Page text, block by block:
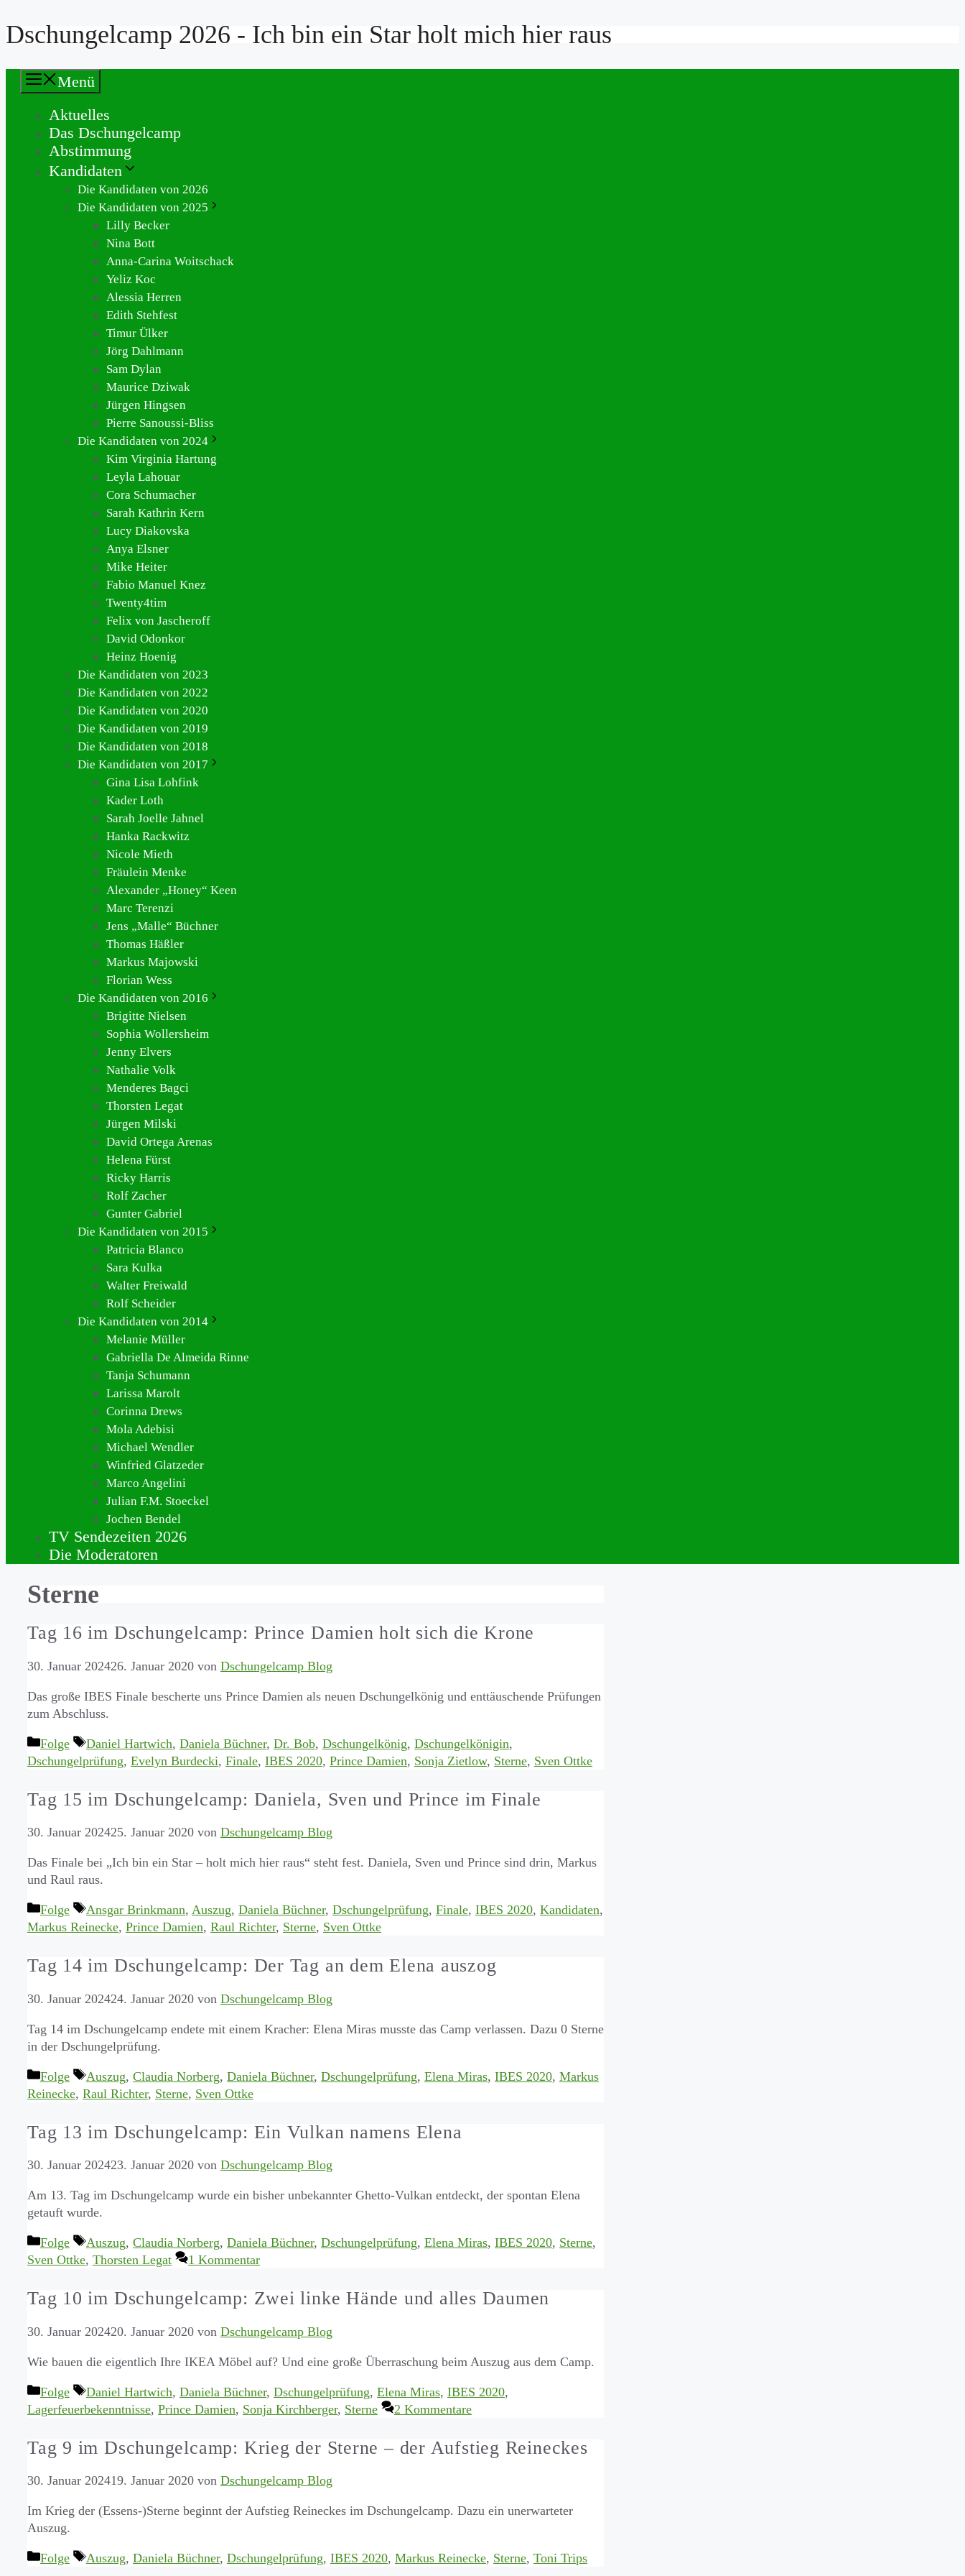
Zum
springen
Dschungelcamp 2026 - Ich bin ein Star holt mich hier raus
Menü
Aktuelles
Das Dschungelcamp
Abstimmung
Kandidaten
Die Kandidaten von 2026
Die Kandidaten von 2025
Lilly Becker
Nina Bott
Anna-Carina Woitschack
Yeliz Koc
Alessia Herren
Edith Stehfest
Timur Ülker
Jörg Dahlmann
Sam Dylan
Maurice Dziwak
Jürgen Hingsen
Pierre Sanoussi-Bliss
Die Kandidaten von 2024
Kim Virginia Hartung
Leyla Lahouar
Cora Schumacher
Sarah Kathrin Kern
Lucy Diakovska
Anya Elsner
Mike Heiter
Fabio Manuel Knez
Twenty4tim
Felix von Jascheroff
David Odonkor
Heinz Hoenig
Die Kandidaten von 2023
Die Kandidaten von 2022
Die Kandidaten von 2020
Die Kandidaten von 2019
Die Kandidaten von 2018
Die Kandidaten von 2017
Gina Lisa Lohfink
Kader Loth
Sarah Joelle Jahnel
Hanka Rackwitz
Nicole Mieth
Fräulein Menke
Alexander „Honey“ Keen
Marc Terenzi
Jens „Malle“ Büchner
Thomas Häßler
Markus Majowski
Florian Wess
Die Kandidaten von 2016
Brigitte Nielsen
Sophia Wollersheim
Jenny Elvers
Nathalie Volk
Menderes Bagci
Thorsten Legat
Jürgen Milski
David Ortega Arenas
Helena Fürst
Ricky Harris
Rolf Zacher
Gunter Gabriel
Die Kandidaten von 2015
Patricia Blanco
Sara Kulka
Walter Freiwald
Rolf Scheider
Die Kandidaten von 2014
Melanie Müller
Gabriella De Almeida Rinne
Tanja Schumann
Larissa Marolt
Corinna Drews
Mola Adebisi
Michael Wendler
Winfried Glatzeder
Marco Angelini
Julian F.M. Stoeckel
Jochen Bendel
TV Sendezeiten 2026
Die Moderatoren
Sterne
Tag 16 im Dschungelcamp: Prince Damien holt sich die Krone
30. Januar 202426. Januar 2020 von Dschungelcamp Blog
Das große IBES Finale bescherte uns Prince Damien als neuen Dschungelkönig und enttäuschende Prüfungen
zum Abschluss.
Kategorien
Folge Schlagwörter
Daniel Hartwich, Daniela Büchner, Dr. Bob, Dschungelkönig, Dschungelkönigin,
Dschungelprüfung, Evelyn Burdecki, Finale, IBES 2020, Prince Damien, Sonja Zietlow, Sterne, Sven Ottke
Tag 15 im Dschungelcamp: Daniela, Sven und Prince im Finale
30. Januar 202425. Januar 2020 von Dschungelcamp Blog
Das Finale bei „Ich bin ein Star – holt mich hier raus“ steht fest. Daniela, Sven und Prince sind drin, Markus
und Raul raus.
Kategorien
Folge Schlagwörter
Ansgar Brinkmann, Auszug, Daniela Büchner, Dschungelprüfung, Finale, IBES 2020, Kandidaten,
Markus Reinecke, Prince Damien, Raul Richter, Sterne, Sven Ottke
Tag 14 im Dschungelcamp: Der Tag an dem Elena auszog
30. Januar 202424. Januar 2020 von Dschungelcamp Blog
Tag 14 im Dschungelcamp endete mit einem Kracher: Elena Miras musste das Camp verlassen. Dazu 0 Sterne
in der Dschungelprüfung.
Kategorien
Folge Schlagwörter
Auszug, Claudia Norberg, Daniela Büchner, Dschungelprüfung, Elena Miras, IBES 2020, Markus
Reinecke, Raul Richter, Sterne, Sven Ottke
Tag 13 im Dschungelcamp: Ein Vulkan namens Elena
30. Januar 202423. Januar 2020 von Dschungelcamp Blog
Am 13. Tag im Dschungelcamp wurde ein bisher unbekannter Ghetto-Vulkan entdeckt, der spontan Elena
getauft wurde.
Kategorien
Folge Schlagwörter
Auszug, Claudia Norberg, Daniela Büchner, Dschungelprüfung, Elena Miras, IBES 2020, Sterne,
Sven Ottke, Thorsten Legat 1 Kommentar
Tag 10 im Dschungelcamp: Zwei linke Hände und alles Daumen
30. Januar 202420. Januar 2020 von Dschungelcamp Blog
Wie bauen die eigentlich Ihre IKEA Möbel auf? Und eine große Überraschung beim Auszug aus dem Camp.
Kategorien
Folge Schlagwörter
Daniel Hartwich, Daniela Büchner, Dschungelprüfung, Elena Miras, IBES 2020,
Lagerfeuerbekenntnisse, Prince Damien, Sonja Kirchberger, Sterne 2 Kommentare
Tag 9 im Dschungelcamp: Krieg der Sterne – der Aufstieg Reineckes
30. Januar 202419. Januar 2020 von Dschungelcamp Blog
Im Krieg der (Essens-)Sterne beginnt der Aufstieg Reineckes im Dschungelcamp. Dazu ein unerwarteter
Auszug.
Kategorien
Folge Schlagwörter
Auszug, Daniela Büchner, Dschungelprüfung, IBES 2020, Markus Reinecke, Sterne, Toni Trips